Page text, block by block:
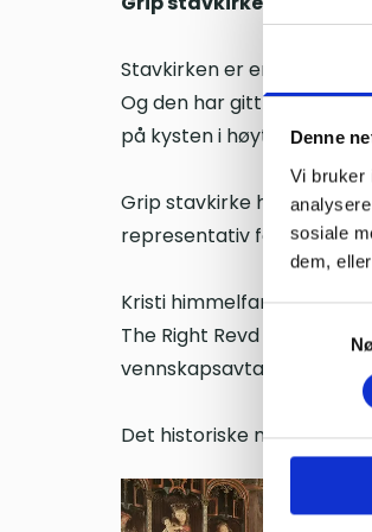
Denne
Vi bruker
sosiale
dem,
Stavkirken er en åndelig
Og den har gitt ly og
på kysten i høytidsstunder.
Grip stavkirke har stått
representativ for de
Kristi himmelfartsdag 29.
The Right Revd Dr Helen-
vennskapsavtale mellom
Det historiske møtet og